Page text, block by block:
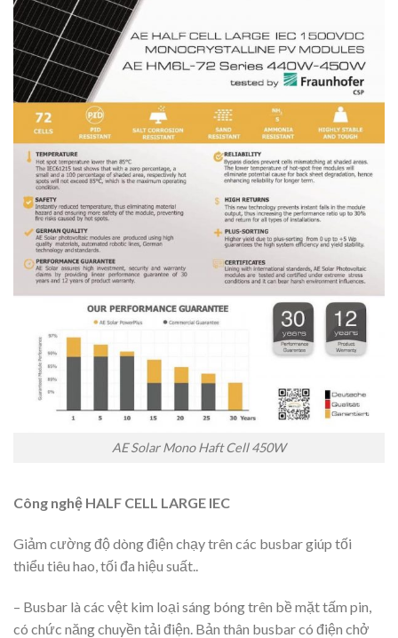
AE Solar Mono Haft Cell 450W
Công nghệ HALF CELL LARGE IEC
Giảm cường độ dòng điện chạy trên các busbar giúp tối
thiểu tiêu hao, tối đa hiệu suất..
– Busbar là các vệt kim loại sáng bóng trên bề mặt tấm pin,
có chức năng chuyền tải điện. Bản thân busbar có điện chở